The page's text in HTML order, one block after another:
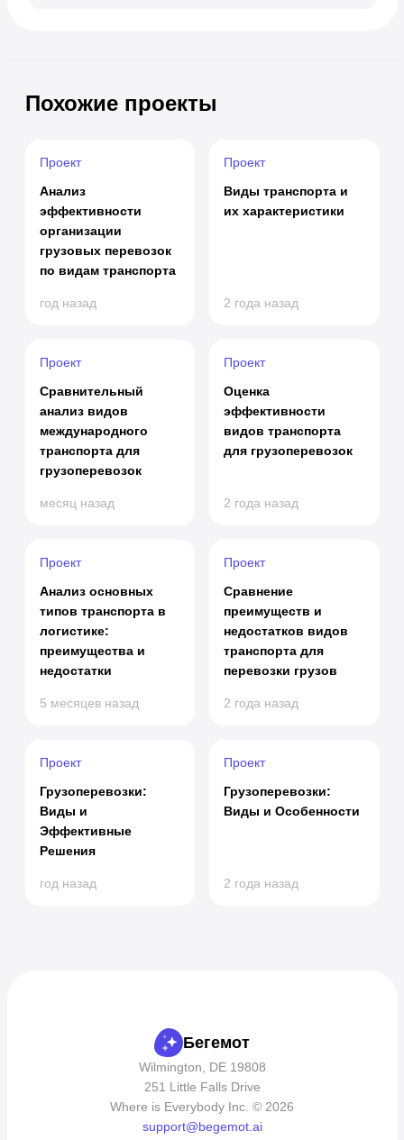
Похожие проекты
Проект
Анализ
эффективности
организации
грузовых перевозок
по видам транспорта
год назад
Проект
Виды транспорта и
их характеристики
2 года назад
Проект
Сравнительный
анализ видов
международного
транспорта для
грузоперевозок
месяц назад
Проект
Оценка
эффективности
видов транспорта
для грузоперевозок
2 года назад
Проект
Анализ основных
типов транспорта в
логистике:
преимущества и
недостатки
5 месяцев назад
Проект
Сравнение
преимуществ и
недостатков видов
транспорта для
перевозки грузов
2 года назад
Проект
Грузоперевозки:
Виды и
Эффективные
Решения
год назад
Проект
Грузоперевозки:
Виды и Особенности
2 года назад
Бегемот
Wilmington, DE 19808
251 Little Falls Drive
Where is Everybody Inc. © 2026
support@begemot.ai